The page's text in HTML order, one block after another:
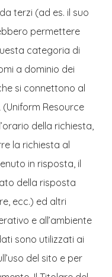
terzi (ad es. il suo
permettere
categoria di
a dominio dei
si connettono al
(Uniform Resource
della richiesta,
la richiesta al
in risposta, il
della risposta
ecc.) ed altri
e all’ambiente
sono utilizzati ai
del sito e per